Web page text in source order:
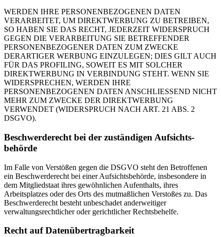
WERDEN IHRE PERSONENBEZOGENEN DATEN
VERARBEITET, UM DIREKTWERBUNG ZU BETREIBEN,
SO HABEN SIE DAS RECHT, JEDERZEIT WIDERSPRUCH
GEGEN DIE VERARBEITUNG SIE BETREFFENDER
PERSONENBEZOGENER DATEN ZUM ZWECKE
DERARTIGER WERBUNG EINZULEGEN; DIES GILT AUCH
FÜR DAS PROFILING, SOWEIT ES MIT SOLCHER
DIREKTWERBUNG IN VERBINDUNG STEHT. WENN SIE
WIDERSPRECHEN, WERDEN IHRE
PERSONENBEZOGENEN DATEN ANSCHLIESSEND NICHT
MEHR ZUM ZWECKE DER DIREKTWERBUNG
VERWENDET (WIDERSPRUCH NACH ART. 21 ABS. 2
DSGVO).
Beschwerde­recht bei der zuständigen Aufsichts­
behörde
Im Falle von Verstößen gegen die DSGVO steht den Betroffenen
ein Beschwerderecht bei einer Aufsichtsbehörde, insbesondere in
dem Mitgliedstaat ihres gewöhnlichen Aufenthalts, ihres
Arbeitsplatzes oder des Orts des mutmaßlichen Verstoßes zu. Das
Beschwerderecht besteht unbeschadet anderweitiger
verwaltungsrechtlicher oder gerichtlicher Rechtsbehelfe.
Recht auf Daten­übertrag­barkeit